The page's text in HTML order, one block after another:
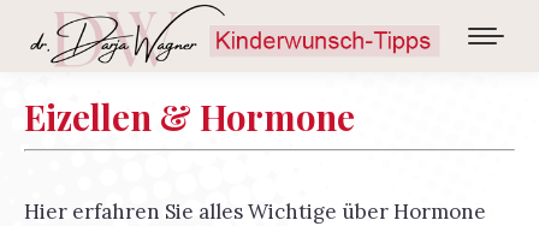
Eizellen & Hormone
Hier erfahren Sie alles Wichtige über Hormone